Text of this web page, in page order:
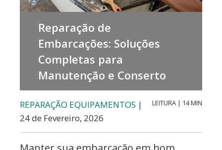
farmacêuticos
mobiliário
colchões,
Reparação de
Embarcações: Soluções
Completas para
Manutenção e Conserto
REPARAÇÃO EQUIPAMENTOS |
24 de Fevereiro, 2026
LEITURA | 14 MIN